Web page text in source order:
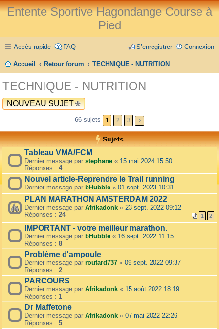
Entente Sportive Hagondange Course à
Pied
Accès rapide FAQ Connexion
S’enregistrer
Accueil Retour forum TECHNIQUE - NUTRITION
TECHNIQUE - NUTRITION
NOUVEAU SUJET
66 sujets 1 2 3
Sujets
Tableau VMA/FCM
Dernier message par stephane « 15 mai 2024 15:50
Réponses : 4
Nouvel article-Reprendre le Trail running
Dernier message par bHubble « 01 sept. 2023 10:31
PLAN MARATHON AMSTERDAM 2022
Dernier message par Afrikadonk « 23 sept. 2022 09:12
Réponses : 24 1 2
IMPORTANT - votre meilleur marathon.
Dernier message par bHubble « 16 sept. 2022 11:15
Réponses : 8
Problème d'ampoule
Dernier message par routard737 « 09 sept. 2022 09:37
Réponses : 2
PARCOURS
Dernier message par Afrikadonk « 15 août 2022 18:19
Réponses : 1
Dr Maffetone
Dernier message par Afrikadonk « 07 mai 2022 22:26
Réponses : 5